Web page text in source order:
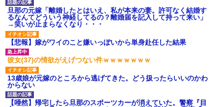
百年の恋12-899 食べた量を
張り合ってくる
【悲報】佐藤輝明・・・２軍
でも盛大にやらかす←あまり悲
しませないでくれ
旦那の元嫁「離婚したとはいえ、私が本来の妻。許可なく結婚す
るなんてどういう神経してるの？離婚届を記入して持って来い」
→笑いが止まらなくなり・・・
【悲報】嫁がワイのこと嫌いっぽいから単身赴任した結果
彼女(37)の情欲がえげつない件ｗｗｗｗｗｗｗ
13歳娘が元嫁のところから逃げてきた。どう扱ったらいいのかわ
からない
【唖然】帰宅したら旦那のスポーツカーが消えていた。警察『目